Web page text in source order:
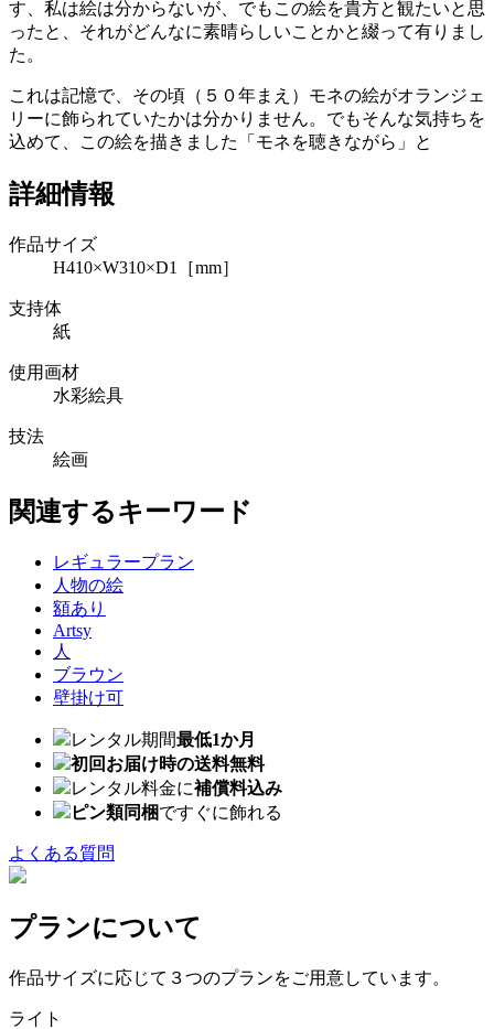
す、私は絵は分からないが、でもこの絵を貴方と観たいと思
ったと、それがどんなに素晴らしいことかと綴って有りまし
た。
これは記憶で、その頃（５０年まえ）モネの絵がオランジェ
リーに飾られていたかは分かりません。でもそんな気持ちを
込めて、この絵を描きました「モネを聴きながら」と
詳細情報
作品サイズ
H410×W310×D1［mm］
支持体
紙
使用画材
水彩絵具
技法
絵画
関連するキーワード
レギュラープラン
人物の絵
額あり
Artsy
人
ブラウン
壁掛け可
レンタル期間最低1か月
初回お届け時の送料無料
レンタル料金に補償料込み
ピン類同梱ですぐに飾れる
よくある質問
プランについて
作品サイズに応じて３つのプランをご用意しています。
ライト